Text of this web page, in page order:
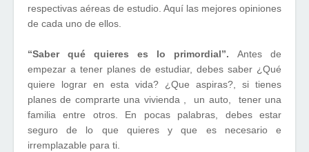
respectivas aéreas de estudio. Aquí las mejores opiniones
de cada uno de ellos.
“Saber qué quieres es lo primordial”. Antes de
empezar a tener planes de estudiar, debes saber ¿Qué
quiere lograr en esta vida? ¿Que aspiras?, si tienes
planes de comprarte una vivienda , un auto, tener una
familia entre otros. En pocas palabras, debes estar
seguro de lo que quieres y que es necesario e
irremplazable para ti.